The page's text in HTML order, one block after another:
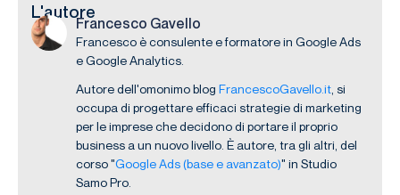
L'autore
Francesco Gavello
Francesco è consulente e formatore in Google Ads
e Google Analytics.
Autore dell'omonimo blog FrancescoGavello.it , si
occupa di progettare efficaci strategie di marketing
per le imprese che decidono di portare il proprio
business a un nuovo livello. È autore, tra gli altri, del
corso "Google Ads (base e avanzato)" in Studio
Samo Pro.